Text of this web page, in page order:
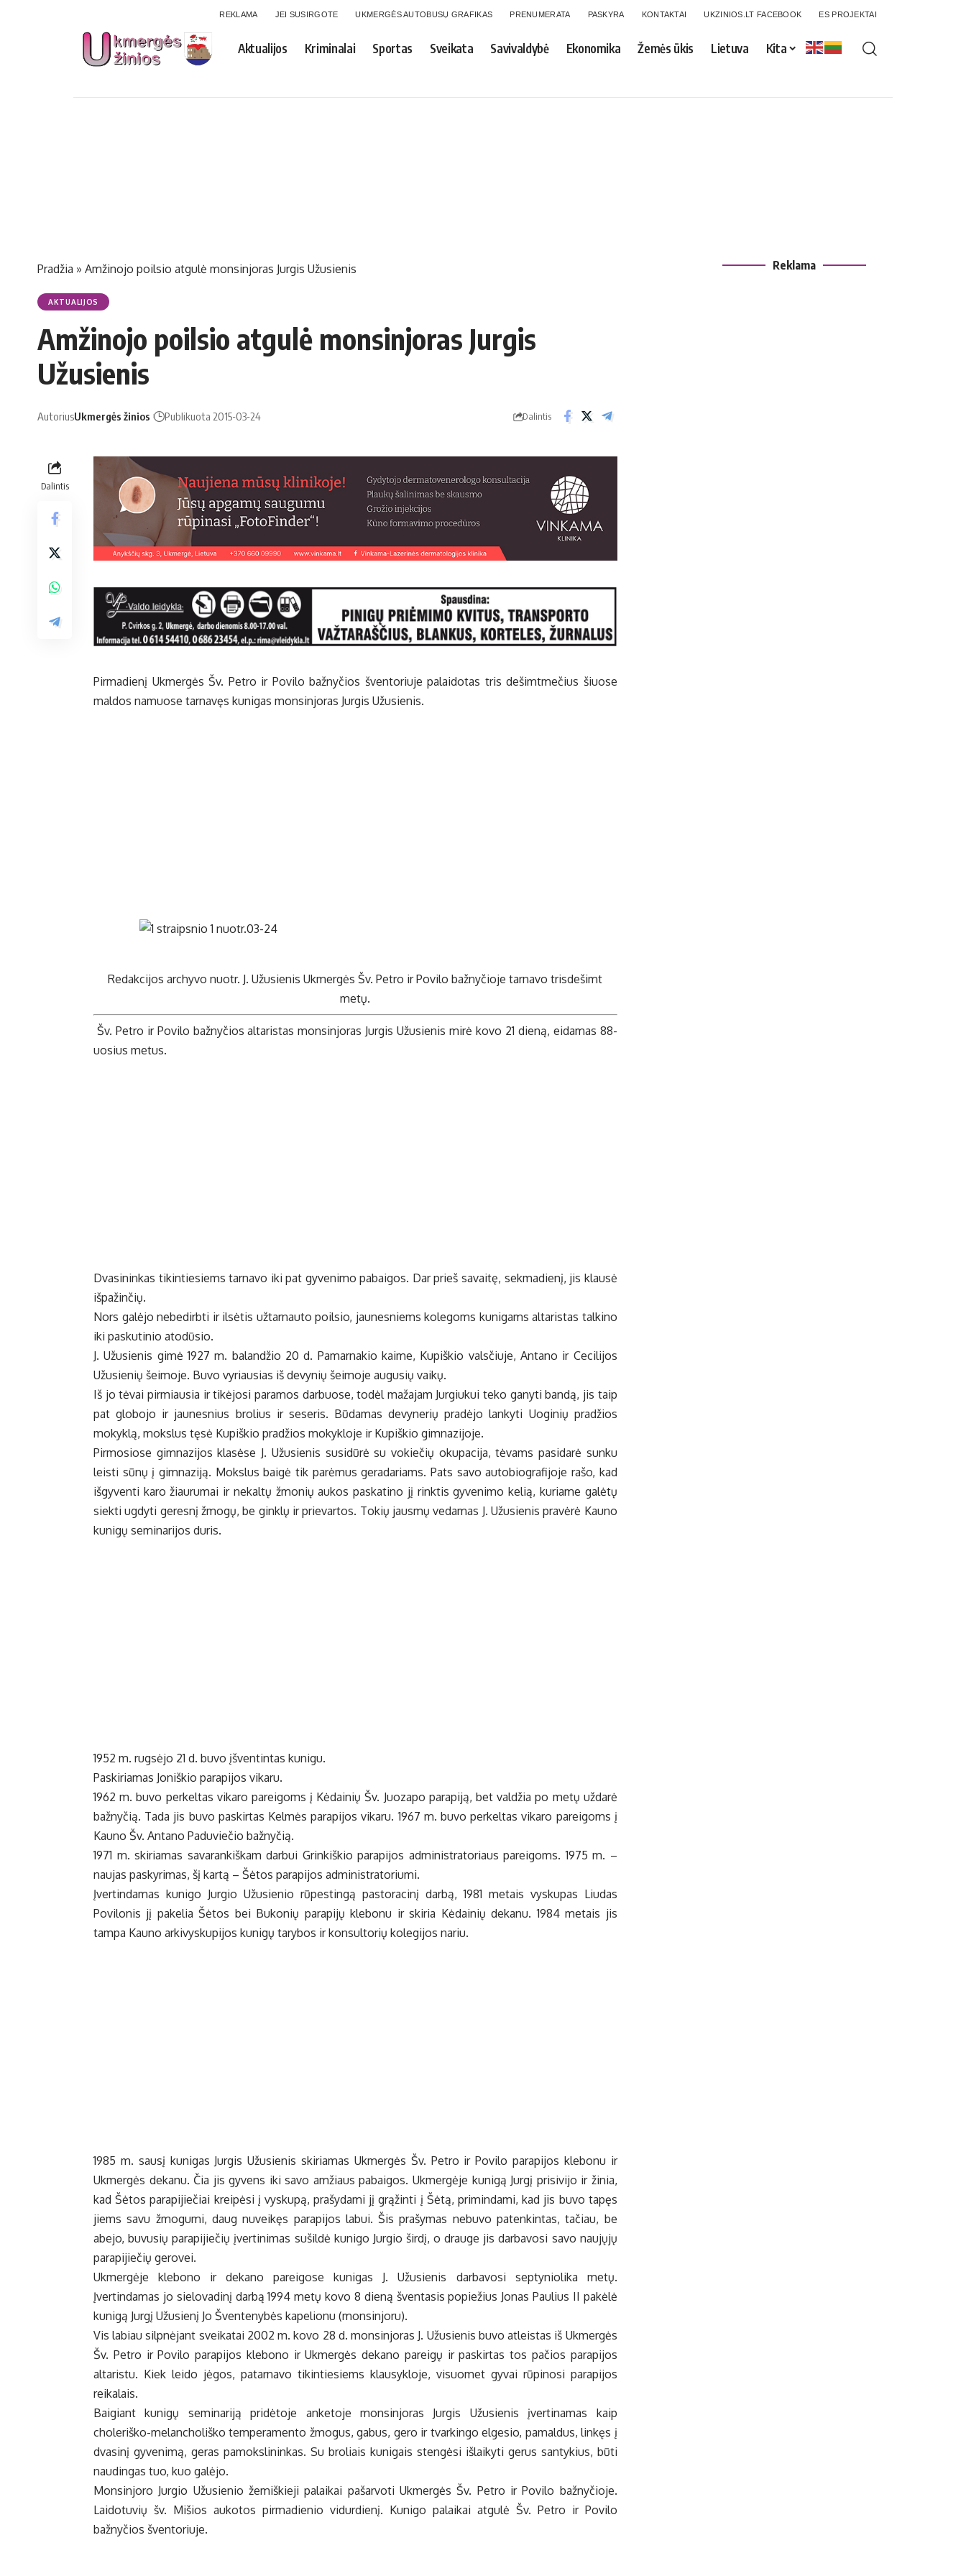
REKLAMA JEI SUSIRGOTE UKMERGĖS AUTOBUSŲ GRAFIKAS PRENUMERATA PASKYRA KONTAKTAI UKZINIOS.LT FACEBOOK ES PROJEKTAI
Aktualijos Kriminalai Sportas Sveikata Savivaldybė Ekonomika Žemės ūkis Lietuva Kita
Pradžia » Amžinojo poilsio atgulė monsinjoras Jurgis Užusienis
AKTUALIJOS
Amžinojo poilsio atgulė monsinjoras Jurgis
Užusienis
AutoriusUkmergės žinios Publikuota 2015-03-24 Dalintis
Dalintis
Pirmadienį Ukmergės Šv. Petro ir Povilo bažnyčios šventoriuje palaidotas tris dešimtmečius šiuose
maldos namuose tarnavęs kunigas monsinjoras Jurgis Užusienis.
Redakcijos archyvo nuotr. J. Užusienis Ukmergės Šv. Petro ir Povilo bažnyčioje tarnavo trisdešimt
metų.
Šv. Petro ir Povilo bažnyčios altaristas monsinjoras Jurgis Užusienis mirė kovo 21 dieną, eidamas 88-
uosius metus.
Dvasininkas tikintiesiems tarnavo iki pat gyvenimo pabaigos. Dar prieš savaitę, sekmadienį, jis klausė
išpažinčių.
Nors galėjo nebedirbti ir ilsėtis užtarnauto poilsio, jaunesniems kolegoms kunigams altaristas talkino
iki paskutinio atodūsio.
J. Užusienis gimė 1927 m. balandžio 20 d. Pamarnakio kaime, Kupiškio valsčiuje, Antano ir Cecilijos
Užusienių šeimoje. Buvo vyriausias iš devynių šeimoje augusių vaikų.
Iš jo tėvai pirmiausia ir tikėjosi paramos darbuose, todėl mažajam Jurgiukui teko ganyti bandą, jis taip
pat globojo ir jaunesnius brolius ir seseris. Būdamas devynerių pradėjo lankyti Uoginių pradžios
mokyklą, mokslus tęsė Kupiškio pradžios mokykloje ir Kupiškio gimnazijoje.
Pirmosiose gimnazijos klasėse J. Užusienis susidūrė su vokiečių okupacija, tėvams pasidarė sunku
leisti sūnų į gimnaziją. Mokslus baigė tik parėmus geradariams. Pats savo autobiografijoje rašo, kad
išgyventi karo žiaurumai ir nekaltų žmonių aukos paskatino jį rinktis gyvenimo kelią, kuriame galėtų
siekti ugdyti geresnį žmogų, be ginklų ir prievartos. Tokių jausmų vedamas J. Užusienis pravėrė Kauno
kunigų seminarijos duris.
1952 m. rugsėjo 21 d. buvo įšventintas kunigu.
Paskiriamas Joniškio parapijos vikaru.
1962 m. buvo perkeltas vikaro pareigoms į Kėdainių Šv. Juozapo parapiją, bet valdžia po metų uždarė
bažnyčią. Tada jis buvo paskirtas Kelmės parapijos vikaru. 1967 m. buvo perkeltas vikaro pareigoms į
Kauno Šv. Antano Paduviečio bažnyčią.
1971 m. skiriamas savarankiškam darbui Grinkiškio parapijos administratoriaus pareigoms. 1975 m. –
naujas paskyrimas, šį kartą – Šėtos parapijos administratoriumi.
Įvertindamas kunigo Jurgio Užusienio rūpestingą pastoracinį darbą, 1981 metais vyskupas Liudas
Povilonis jį pakelia Šėtos bei Bukonių parapijų klebonu ir skiria Kėdainių dekanu. 1984 metais jis
tampa Kauno arkivyskupijos kunigų tarybos ir konsultorių kolegijos nariu.
1985 m. sausį kunigas Jurgis Užusienis skiriamas Ukmergės Šv. Petro ir Povilo parapijos klebonu ir
Ukmergės dekanu. Čia jis gyvens iki savo amžiaus pabaigos. Ukmergėje kunigą Jurgį prisivijo ir žinia,
kad Šėtos parapijiečiai kreipėsi į vyskupą, prašydami jį grąžinti į Šėtą, primindami, kad jis buvo tapęs
jiems savu žmogumi, daug nuveikęs parapijos labui. Šis prašymas nebuvo patenkintas, tačiau, be
abejo, buvusių parapijiečių įvertinimas sušildė kunigo Jurgio širdį, o drauge jis darbavosi savo naujųjų
parapijiečių gerovei.
Ukmergėje klebono ir dekano pareigose kunigas J. Užusienis darbavosi septyniolika metų.
Įvertindamas jo sielovadinį darbą 1994 metų kovo 8 dieną šventasis popiežius Jonas Paulius II pakėlė
kunigą Jurgį Užusienį Jo Šventenybės kapelionu (monsinjoru).
Vis labiau silpnėjant sveikatai 2002 m. kovo 28 d. monsinjoras J. Užusienis buvo atleistas iš Ukmergės
Šv. Petro ir Povilo parapijos klebono ir Ukmergės dekano pareigų ir paskirtas tos pačios parapijos
altaristu. Kiek leido jėgos, patarnavo tikintiesiems klausykloje, visuomet gyvai rūpinosi parapijos
reikalais.
Baigiant kunigų seminariją pridėtoje anketoje monsinjoras Jurgis Užusienis įvertinamas kaip
choleriško-melancholiško temperamento žmogus, gabus, gero ir tvarkingo elgesio, pamaldus, linkęs į
dvasinį gyvenimą, geras pamokslininkas. Su broliais kunigais stengėsi išlaikyti gerus santykius, būti
naudingas tuo, kuo galėjo.
Monsinjoro Jurgio Užusienio žemiškieji palaikai pašarvoti Ukmergės Šv. Petro ir Povilo bažnyčioje.
Laidotuvių šv. Mišios aukotos pirmadienio vidurdienį. Kunigo palaikai atgulė Šv. Petro ir Povilo
bažnyčios šventoriuje.
Reklama